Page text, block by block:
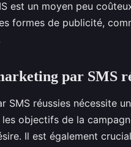
est un moyen peu
formes de publicité,
par SMS
SMS réussies nécessite
objectifs de la
Il est également